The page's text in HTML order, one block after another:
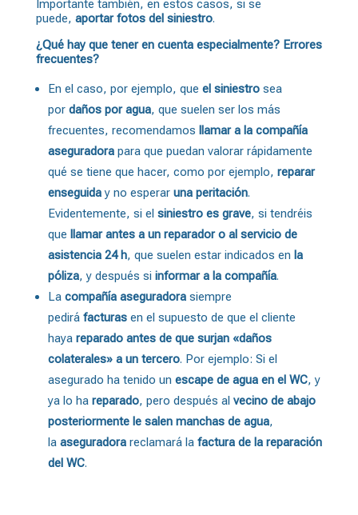
Importante también, en estos casos, si se
puede, aportar fotos del siniestro.
¿Qué hay que tener en cuenta especialmente? Errores
frecuentes?
En el caso, por ejemplo, que el siniestrosea
por daños por agua, que suelen ser los más
frecuentes, recomendamos
llamar a la compañía
aseguradorapara que puedan valorar rápidamente
qué se tiene que hacer, como por ejemplo, reparar
enseguiday no esperar una peritación.
Evidentemente, si el siniestro es grave, si tendréis
que
llamar antes a un reparador o al servicio de
asistencia 24 h, que suelen estar indicados en la
póliza, y después si informar a la compañía.
La compañía aseguradorasiempre
pediráfacturasen el supuesto de que el cliente
haya reparado antes de que surjan «daños
colaterales» a un tercero. Por ejemplo: Si el
asegurado ha tenido un escape de agua en el WC, y
ya lo ha reparado, pero después al vecino de abajo
posteriormente le salen manchas de agua,
la aseguradorareclamará la factura de la reparación
del WC.